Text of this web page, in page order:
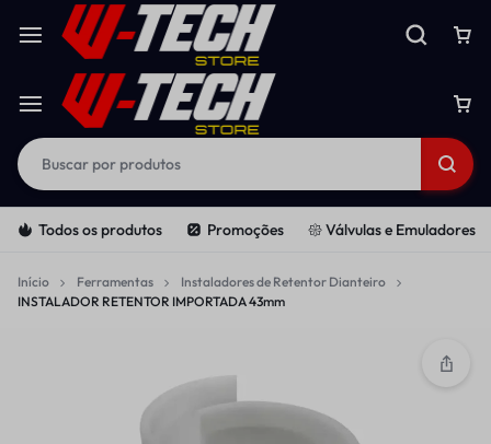
Todos os produtos Promoções 𑁍 Válvulas e Emuladores
Início Ferramentas
Instaladores de Retentor Dianteiro
INSTALADOR RETENTOR IMPORTADA 43mm